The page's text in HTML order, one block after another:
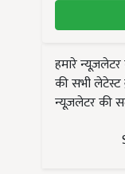
हमारे
की सभी
न्यूज़लेटर की